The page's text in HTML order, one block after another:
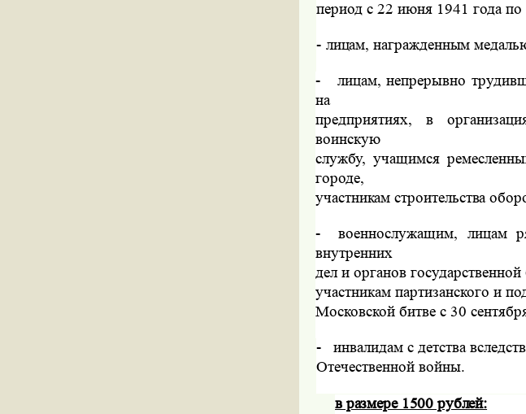
период с 22 июня 1941 года по
- лицам, награжденным
-
лицам, непрерывно
на
предприятиях, в
воинскую
службу, учащимся
городе,
участникам строительства
-
военнослужащим, лицам
внутренних
дел и органов
участникам партизанского и
Московской битве с 30
-
инвалидам с детства
Отечественной войны.
в размере 1500 рублей: